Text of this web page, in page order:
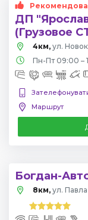
ДП
(Грузовое
4км, ул.
Пн-Пт 09:00 –
Маршрут
Богдан-
8км, ул.